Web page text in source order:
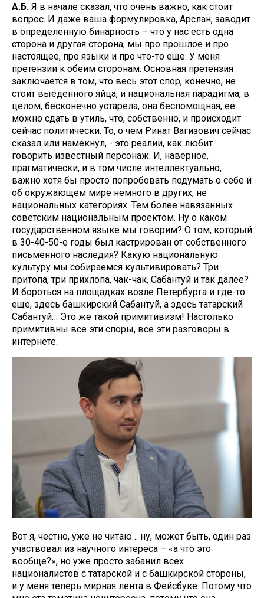
А.Б. Я в начале сказал, что очень важно, как стоит
вопрос. И даже ваша формулировка, Арслан, заводит
в определенную бинарность – что у нас есть одна
сторона и другая сторона, мы про прошлое и про
настоящее, про языки и про что-то еще. У меня
претензии к обеим сторонам. Основная претензия
заключается в том, что весь этот спор, конечно, не
стоит выеденного яйца, и национальная парадигма, в
целом, бесконечно устарела, она беспомощная, ее
можно сдать в утиль, что, собственно, и происходит
сейчас политически. То, о чем Ринат Вагизович сейчас
сказал или намекнул, - это реалии, как любит
говорить известный персонаж. И, наверное,
прагматически, и в том числе интеллектуально,
важно хотя бы просто попробовать подумать о себе и
об окружающем мире немного в других, не
национальных категориях. Тем более навязанных
советским национальным проектом. Ну о каком
государственном языке мы говорим? О том, который
в 30-40-50-е годы был кастрирован от собственного
письменного наследия? Какую национальную
культуру мы собираемся культивировать? Три
притопа, три прихлопа, чак-чак, Сабантуй и так далее?
И бороться на площадках возле Петербурга и где-то
еще, здесь башкирский Сабантуй, а здесь татарский
Сабантуй… Это же такой примитивизм! Настолько
примитивны все эти споры, все эти разговоры в
интернете.
Вот я, честно, уже не читаю… ну, может быть, один раз
участвовал из научного интереса – «а что это
вообще?», но уже просто забанил всех
националистов с татарской и с башкирской стороны,
и у меня теперь мирная лента в Фейсбуке. Потому что